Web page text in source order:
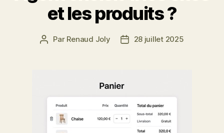
et les produits ?
Auteur
Par Renaud Joly
Date28 juillet 2025